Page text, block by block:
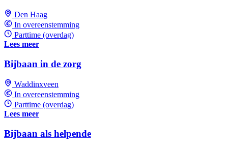
Den Haag
In overeenstemming
Parttime (overdag)
Lees meer
Bijbaan in de zorg
Waddinxveen
In overeenstemming
Parttime (overdag)
Lees meer
Bijbaan als helpende